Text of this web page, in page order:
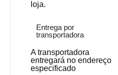
loja.
Entrega por
transportadora
A transportadora
entregará no endereço
especificado